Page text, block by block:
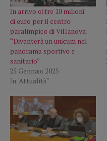
In arrivo oltre 10 milioni
di euro per il centro
paralimpico di Villanova:
“Diventerà un unicum nel
panorama sportivo e
sanitario”
25 Gennaio 2025
In "Attualità"